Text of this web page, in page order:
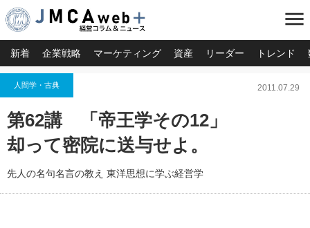
menu
新着 企業戦略 マーケティング 資産 リーダー トレンド
人間学・古典 2011.07.29
第62講 「帝王学その12」
却って密院に送与せよ。
先人の名句名言の教え 東洋思想に学ぶ経営学